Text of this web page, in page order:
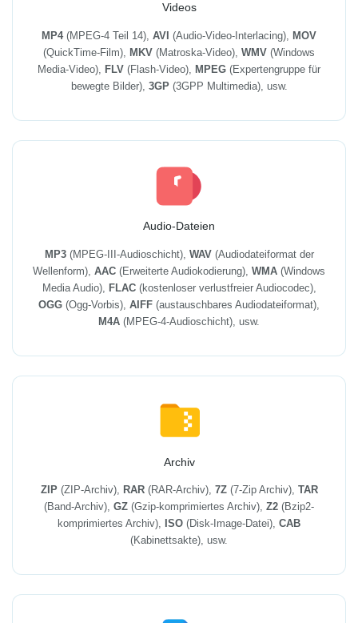
Videos
MP4(MPEG-4 Teil 14), AVI (Audio-Video-Interlacing),
MOV
(QuickTime-Film),
MKV (Matroska-Video), WMV (Windows
Media-Video),
FLV (Flash-Video), MPEG (Expertengruppe für
bewegte Bilder), 3GP(3GPP Multimedia), usw.
Audio-Dateien
MP3(MPEG-III-Audioschicht), WAV(Audiodateiformat der
Wellenform), AAC (Erweiterte Audiokodierung), WMA (Windows
Media Audio), FLAC(kostenloser verlustfreier Audiocodec),
OGG (Ogg-Vorbis), AIFF (austauschbares Audiodateiformat),
M4A (MPEG-4-Audioschicht), usw.
Archiv
ZIP(ZIP-Archiv), RAR(RAR-Archiv), 7Z(7-Zip Archiv), TAR
(Band-Archiv), GZ (Gzip-komprimiertes Archiv), Z2 (Bzip2-
komprimiertes Archiv), ISO (Disk-Image-Datei), CAB
(Kabinettsakte), usw.